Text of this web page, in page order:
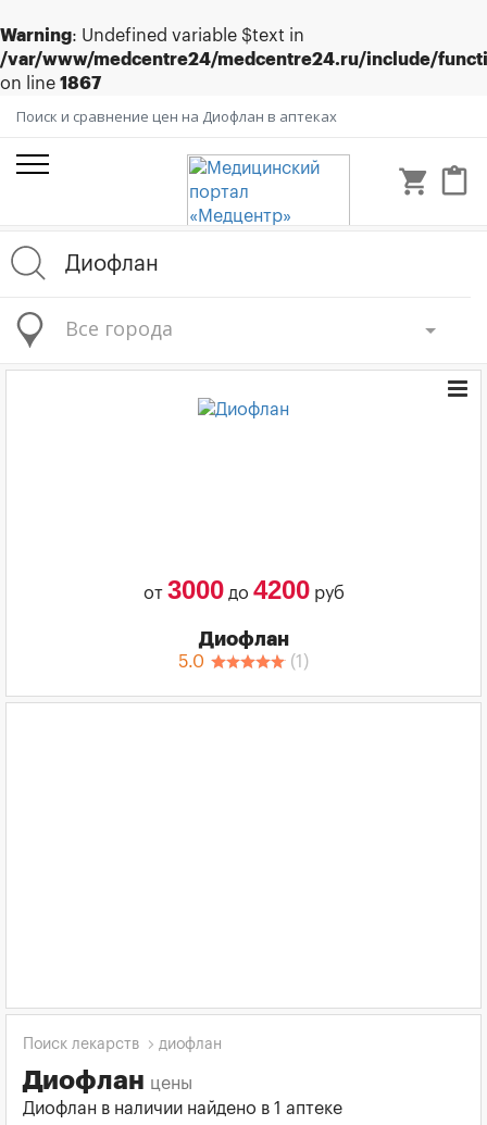
Warning: Undefined variable $text in
/var/www/medcentre24/medcentre24.ru/include/
on line 1867
Поиск и сравнение цен на Диофлан в аптеках
shopping_cart content_paste
Все города
от 3000до 4200руб
Диофлан
5.0 (1 )
Поиск лекарств диофлан
Диофлан цены
Диофлан в наличии найдено в 1 аптеке